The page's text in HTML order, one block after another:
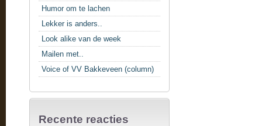
Humor om te lachen
Lekker is anders..
Look alike van de week
Mailen met..
Voice of VV Bakkeveen (column)
Recente reacties